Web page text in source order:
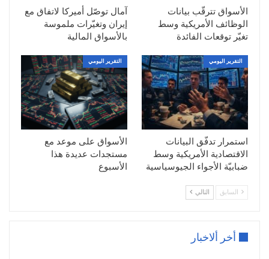
السيناريو المعاكس
كسر 108.80 هبوطا الى 108.40 ثم
الأسواق تترقّب بيانات
الوظائف الأمريكية وسط
تغيّر توقعات الفائدة
آمال توصّل أميركا لاتفاق مع
إيران وتغيّرات ملموسة
بالأسواق المالية
التقرير اليومي
استمرار تدفّق البيانات
الاقتصادية الأمريكية وسط
ضبابيّة الأجواء الجيوسياسية
التقرير اليومي
الأسواق على موعد مع
مستجدات عديدة هذا
الأسبوع
السابق التالي
أخر ألاخبار